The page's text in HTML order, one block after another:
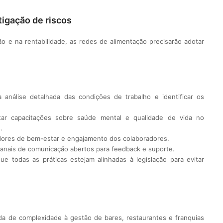
de riscos
e na rentabilidade, as redes de alimentação precisarão adotar
análise detalhada das condições de trabalho e identificar os
capacitações sobre saúde mental e qualidade de vida no
de bem-estar e engajamento dos colaboradores.
de comunicação abertos para feedback e suporte.
todas as práticas estejam alinhadas à legislação para evitar
de complexidade à gestão de bares, restaurantes e franquias